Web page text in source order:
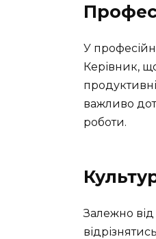
У
Керівник,
важливо
роботи.
Залежно